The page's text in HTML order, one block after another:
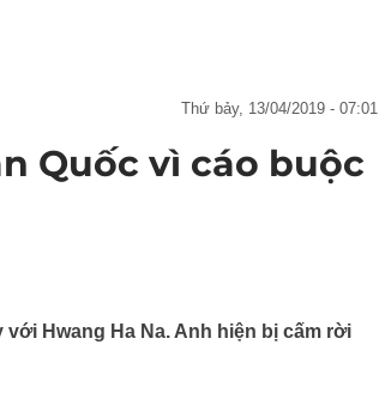
thứ bảy, 13/04/2019 - 07:01
Quốc vì cáo buộc
Hwang Ha Na. Anh hiện bị cấm rời